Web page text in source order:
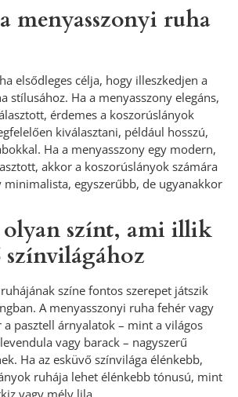
menyasszonyi ruha
elsődleges célja, hogy illeszkedjen a
stílusához. Ha a menyasszony elegáns,
érdemes a koszorúslányok
kiválasztani, például hosszú,
Ha a menyasszony egy modern,
akkor a koszorúslányok számára
minimalista, egyszerűbb, de ugyanakkor
olyan színt, ami illik
színvilágához
színe fontos szerepet játszik
A menyasszonyi ruha fehér vagy
a pasztell árnyalatok – mint a világos
vagy barack – nagyszerű
Ha az esküvő színvilága élénkebb,
ruhája lehet élénkebb tónusú, mint